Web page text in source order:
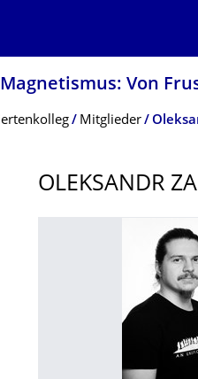
Von
Mitglieder
OLEKSANDR